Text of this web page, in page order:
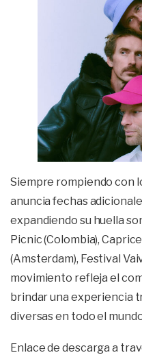
Siempre rompiendo con
anuncia fechas
expandiendo su huella
Picnic (Colombia),
(Amsterdam), Festival
movimiento refleja el
brindar una experiencia
diversas en todo el
Enlace de descarga a